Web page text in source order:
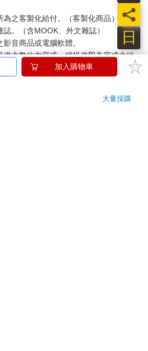
之客製化給付。（客製化商品）
。（含MOOK、外文雜誌）
音商品或電腦軟體。
供之數位內容或一經提供即為完成之線
者事先同意始提供。（如：電子書、電
軟體、虛擬商品…等）
用品。（如：內衣褲、刮鬍刀、除毛
日
員